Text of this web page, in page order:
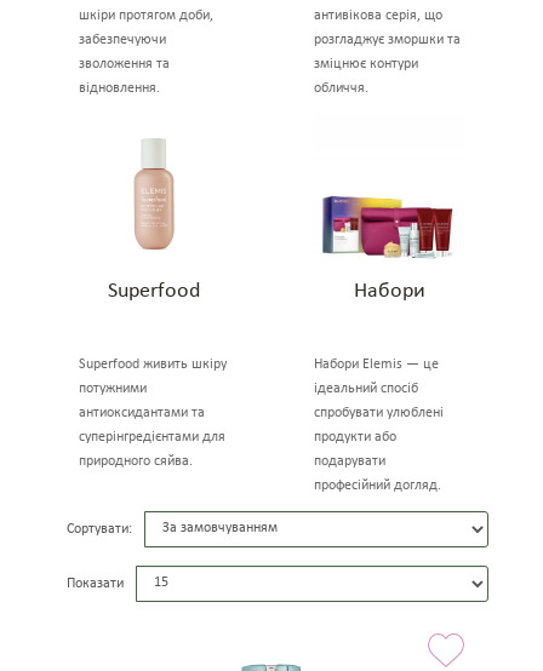
шкіри протягом доби,
забезпечуючи
зволоження та
відновлення.
антивікова серія, що
розгладжує зморшки та
зміцнює контури
обличчя.
Superfood
Superfood живить шкіру
потужними
антиоксидантами та
суперінгредієнтами для
природного сяйва.
Набори
Набори Elemis — це
ідеальний спосіб
спробувати улюблені
продукти або
подарувати
професійний догляд.
Сортувати:
Показати